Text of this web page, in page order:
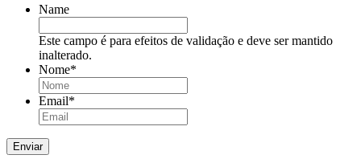
Name
Este campo é para efeitos de validação e deve ser mantido
inalterado.
Nome*
Email*